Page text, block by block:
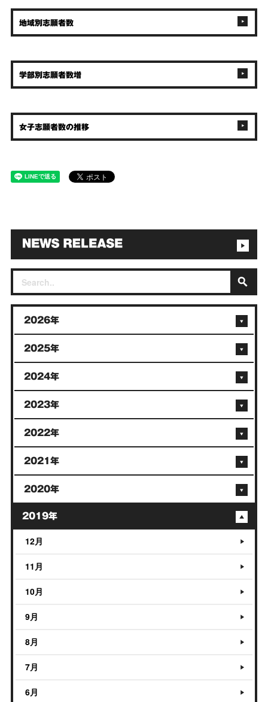
地域別志願者数
学部別志願者数増
女子志願者数の推移
2026年
2025年
2024年
2023年
2022年
2021年
2020年
2019年
12月
11月
10月
9月
8月
7月
6月